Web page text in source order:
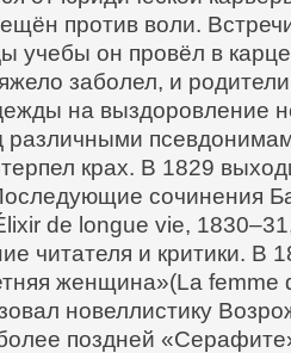
против воли.
учебы он провёл в
заболел, и
на выздоровление
различными
крах. В 1829
сочинения
de longue vie,
читателя и критики. В
женщина»(La femme
новеллистику
поздней